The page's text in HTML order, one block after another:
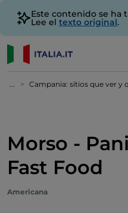
Este contenido se ha
Lee el texto original.
... Campania: sitios que ver y
Morso -
Fast Food
Americana